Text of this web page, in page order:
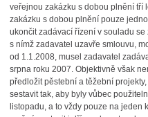
veřejnou zakázku s dobou plnění tří
zakázku s dobou plnění pouze
ukončit zadávací řízení v souladu
s nímž zadavatel uzavře smlouvu,
od 1.1.2008, musel zadavatel
srpna roku 2007. Objektivně však
předložit pěstební a těžební
sestavit tak, aby byly vůbec
listopadu, a to vždy pouze na jeden